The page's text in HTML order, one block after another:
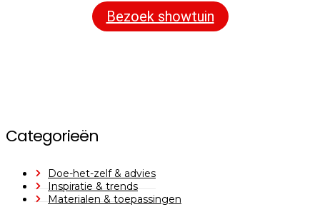
Bezoek showtuin
Categorieën
Doe-het-zelf & advies
Inspiratie & trends
Materialen & toepassingen